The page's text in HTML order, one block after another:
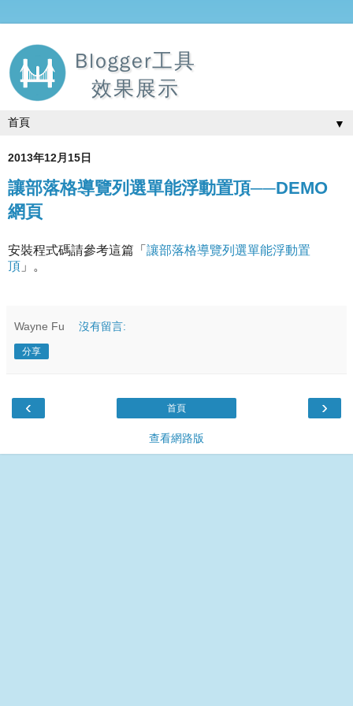
Blogger工具
效果展示
▼
2013年12月15日
讓部落格導覽列選單能浮動置頂──DEMO
網頁
安裝程式碼請參考這篇「讓部落格導覽列選單能浮動置
頂 」。
Wayne Fu 沒有留言:
分享
‹ ›
首頁
查看網路版